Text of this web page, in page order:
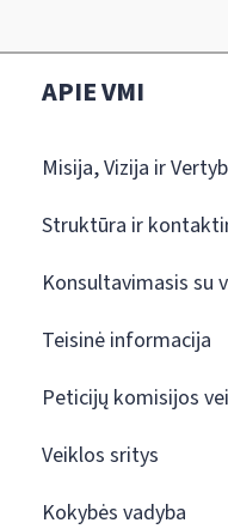
APIE VMI
Misija, Vizija ir
Struktūra ir
Konsultavimasis su
Teisinė informacija
Peticijų komisijos
Veiklos sritys
Kokybės vadyba